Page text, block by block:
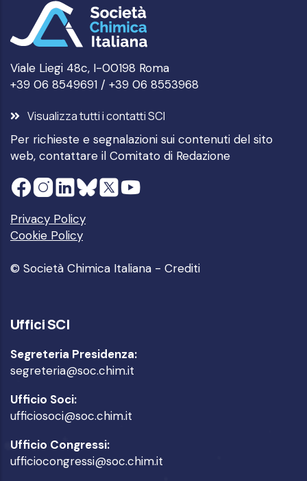
Viale Liegi 48c, I-00198 Roma
+39 06 8549691 / +39 06 8553968
Visualizza tutti i contatti SCI
Per richieste e segnalazioni sui contenuti del sito
web, contattare il Comitato di Redazione
Privacy Policy
Cookie Policy
© Società Chimica Italiana - Crediti
Uffici SCI
Segreteria Presidenza:
segreteria@soc.chim.it
Ufficio Soci:
ufficiosoci@soc.chim.it
Ufficio Congressi:
ufficiocongressi@soc.chim.it